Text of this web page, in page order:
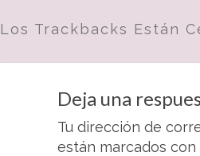
Los Trackbacks Están
Deja una
Tu dirección de
están marcados con